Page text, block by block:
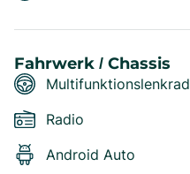
Fahrwerk / Chassis
Multifunktionslenkrad
Radio
Android Auto